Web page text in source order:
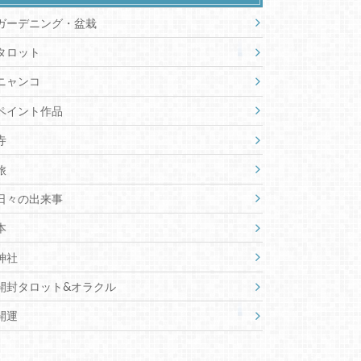
ーデニング・盆栽
ロット
ャンコ
イント作品
々の出来事
社
封タロット&オラクル
運